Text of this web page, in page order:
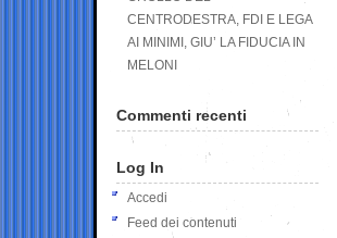
CENTRODESTRA, FDI E LEGA
AI MINIMI, GIU’ LA FIDUCIA IN
MELONI
Commenti recenti
Log In
Accedi
Feed dei contenuti